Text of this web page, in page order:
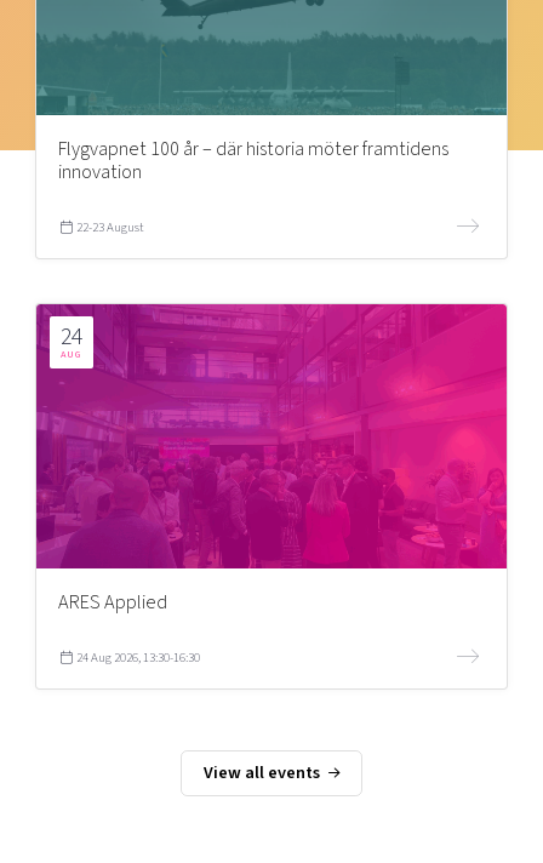
Flygvapnet 100 år – där historia möter framtidens
innovation
22-23 August
24
AUG
ARES Applied
24 Aug 2026, 13:30-16:30
View all events